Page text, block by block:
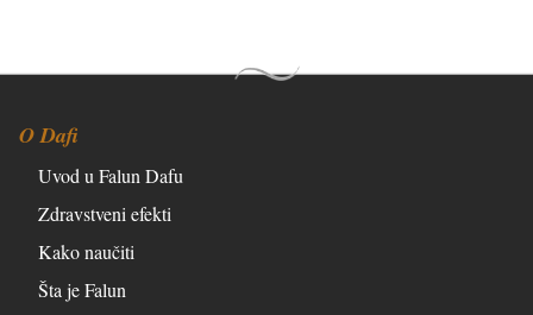
O Dafi
Uvod u Falun Dafu
Zdravstveni efekti
Kako naučiti
Šta je Falun